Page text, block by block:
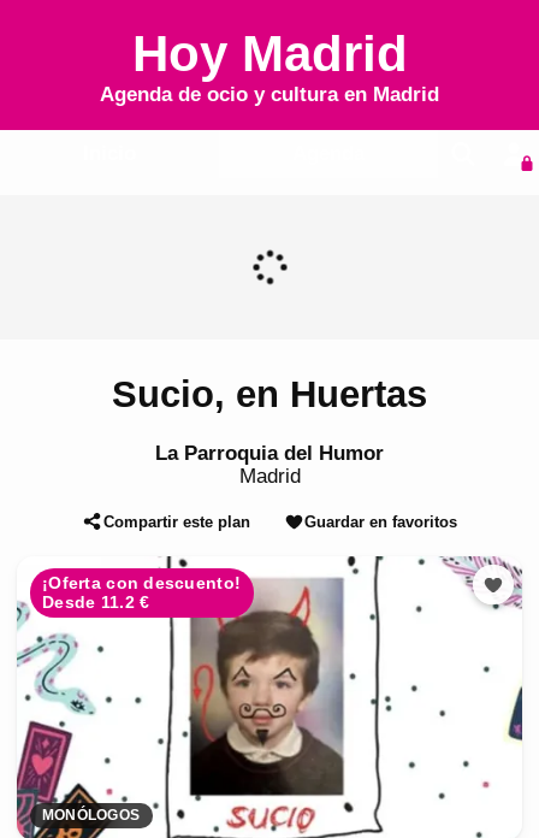
Hoy Madrid
Agenda de ocio y cultura en Madrid
Sucio, en Huertas
La Parroquia del Humor
Madrid
Compartir este plan Guardar en favoritos
¡Oferta con descuento!
Desde 11.2 €
MONÓLOGOS